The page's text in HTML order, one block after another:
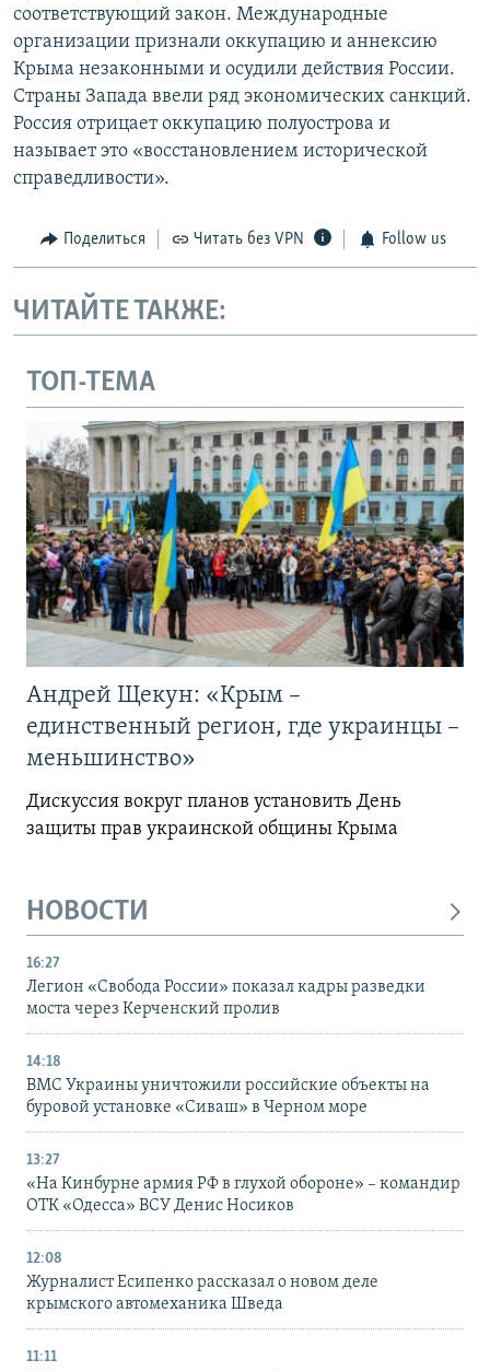
соответствующий закон. Международные
организации признали оккупацию и аннексию
Крыма незаконными и осудили действия России.
Страны Запада ввели ряд экономических санкций.
Россия отрицает оккупацию полуострова и
называет это «восстановлением исторической
справедливости».
Поделиться Читать без VPN Follow us
ЧИТАЙТЕ ТАКЖЕ:
ТОП-ТЕМА
Андрей Щекун: «Крым –
единственный регион, где украинцы –
меньшинство»
Дискуссия вокруг планов установить День
защиты прав украинской общины Крыма
НОВОСТИ
16:27
Легион «Свобода России» показал кадры разведки
моста через Керченский пролив
14:18
ВМС Украины уничтожили российские объекты на
буровой установке «Сиваш» в Черном море
13:27
«На Кинбурне армия РФ в глухой обороне» – командир
ОТК «Одесса» ВСУ Денис Носиков
12:08
Журналист Есипенко рассказал о новом деле
крымского автомеханика Шведа
11:11